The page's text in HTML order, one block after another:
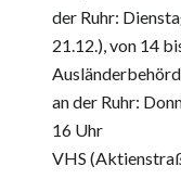
der Ruhr:
21.12.), von 14
an der Ruhr:
16 Uhr
VHS